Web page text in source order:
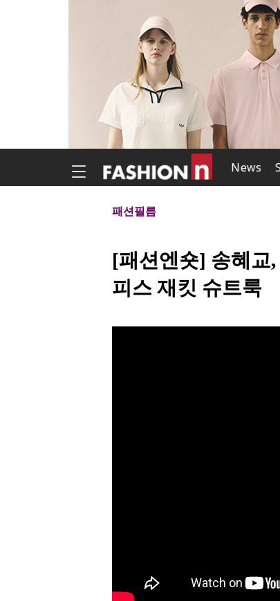
News
패션필름
[패션엔숏] 송혜교
피스 재킷 슈트룩